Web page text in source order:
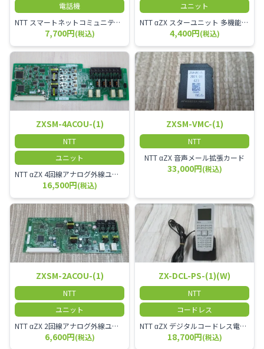
電話機
NTT スマートネットコミュニティαZX 24ボタンスター標準電話機
7,700円(税込)
ユニット
NTT αZX スターユニット 多機能電話機ユニット
4,400円(税込)
ZXSM-4ACOU-(1)
NTT
ユニット
NTT αZX 4回線アナログ外線ユニット アナログ4ch収容ユニット
16,500円(税込)
ZXSM-VMC-(1)
NTT
NTT αZX 音声メール拡張カード
33,000円(税込)
ZXSM-2ACOU-(1)
NTT
ユニット
NTT αZX 2回線アナログ外線ユニット
6,600円(税込)
ZX-DCL-PS-(1)(W)
NTT
コードレス
NTT αZX デジタルコードレス電話機 対応主装置及びアンテナを使用してご利用いただけます。 特に工場や倉庫等、オフィスから離れたところで作業をされている方に適しています。
18,700円(税込)